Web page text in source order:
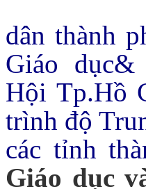
dân thành
Giáo
Hội Tp.Hồ
trình độ
các tỉnh
Giáo dục